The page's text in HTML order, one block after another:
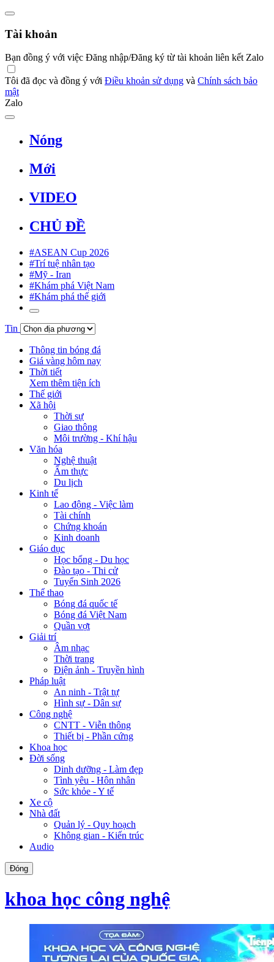
Tài khoản
Bạn đồng ý với việc Đăng nhập/Đăng ký từ tài khoản liên kết Zalo
Tôi đã đọc và đồng ý với Điều khoản sử dụng và Chính sách bảo
mật
Zalo
Nóng
Mới
VIDEO
CHỦ ĐỀ
#ASEAN Cup 2026
#Trí tuệ nhân tạo
#Mỹ - Iran
#Khám phá Việt Nam
#Khám phá thế giới
Tin
Thông tin bóng đá
Giá vàng hôm nay
Thời tiết
Xem thêm tiện ích
Thế giới
Xã hội
Thời sự
Giao thông
Môi trường - Khí hậu
Văn hóa
Nghệ thuật
Ẩm thực
Du lịch
Kinh tế
Lao động - Việc làm
Tài chính
Chứng khoán
Kinh doanh
Giáo dục
Học bổng - Du học
Đào tạo - Thi cử
Tuyển Sinh 2026
Thể thao
Bóng đá quốc tế
Bóng đá Việt Nam
Quần vợt
Giải trí
Âm nhạc
Thời trang
Điện ảnh - Truyền hình
Pháp luật
An ninh - Trật tự
Hình sự - Dân sự
Công nghệ
CNTT - Viễn thông
Thiết bị - Phần cứng
Khoa học
Đời sống
Dinh dưỡng - Làm đẹp
Tình yêu - Hôn nhân
Sức khỏe - Y tế
Xe cộ
Nhà đất
Quản lý - Quy hoạch
Không gian - Kiến trúc
Audio
Đóng
khoa học công nghệ